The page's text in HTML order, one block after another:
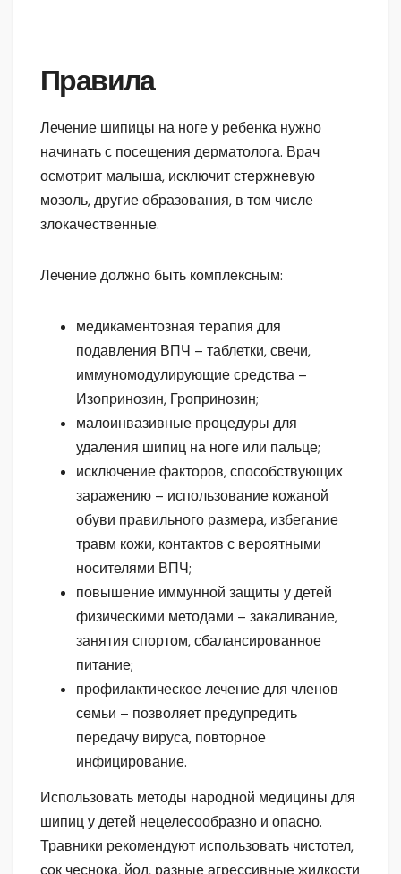
Правила
Лечение шипицы на ноге у ребенка нужно
начинать с посещения дерматолога. Врач
осмотрит малыша, исключит стержневую
мозоль, другие образования, в том числе
злокачественные.
Лечение должно быть комплексным:
медикаментозная терапия для
подавления ВПЧ – таблетки, свечи,
иммуномодулирующие средства –
Изопринозин, Гропринозин;
малоинвазивные процедуры для
удаления шипиц на ноге или пальце;
исключение факторов, способствующих
заражению – использование кожаной
обуви правильного размера, избегание
травм кожи, контактов с вероятными
носителями ВПЧ;
повышение иммунной защиты у детей
физическими методами – закаливание,
занятия спортом, сбалансированное
питание;
профилактическое лечение для членов
семьи – позволяет предупредить
передачу вируса, повторное
инфицирование.
Использовать методы народной медицины для
шипиц у детей нецелесообразно и опасно.
Травники рекомендуют использовать чистотел,
сок чеснока, йод, разные агрессивные жидкости